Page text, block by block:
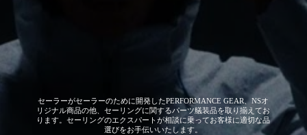
セーラーがセーラーのために開発したPERFORMANCE GEAR、NSオ
リジナル商品の他、セーリングに関するパーツ艤装品を取り揃えてお
ります。セーリングのエクスパートが相談に乗ってお客様に適切な品
選びをお手伝いいたします。